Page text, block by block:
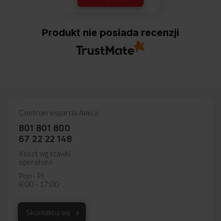
Produkt nie posiada recenzji
Centrum wsparcia Amica
801 801 800
67 22 22 148
Koszt wg stawki
operatora
Pon - Pt
8:00 - 17:00
Skontaktuj się